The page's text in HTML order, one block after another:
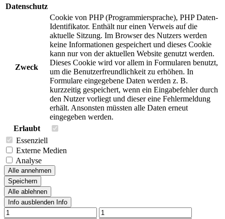
Datenschutz
Zweck
Cookie von PHP (Programmiersprache), PHP Daten-
Identifikator. Enthält nur einen Verweis auf die
aktuelle Sitzung. Im Browser des Nutzers werden
keine Informationen gespeichert und dieses Cookie
kann nur von der aktuellen Website genutzt werden.
Dieses Cookie wird vor allem in Formularen benutzt,
um die Benutzerfreundlichkeit zu erhöhen. In
Formulare eingegebene Daten werden z. B.
kurzzeitig gespeichert, wenn ein Eingabefehler durch
den Nutzer vorliegt und dieser eine Fehlermeldung
erhält. Ansonsten müssten alle Daten erneut
eingegeben werden.
Erlaubt
Essenziell
Externe Medien
Analyse
Alle annehmen
Speichern
Alle ablehnen
Info ausblenden Info